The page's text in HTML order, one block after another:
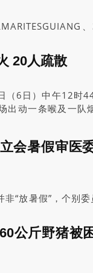
、
，和41岁
20人疏散
（6日）中午12时
出动一条喉及一队
会暑假审医
非“放暑假”，个别
员，不过选委界
月参与多项海外考
公斤野猪被